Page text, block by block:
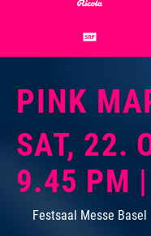
PINK
SAT, 22.
9.45 PM |
Festsaal Messe Basel